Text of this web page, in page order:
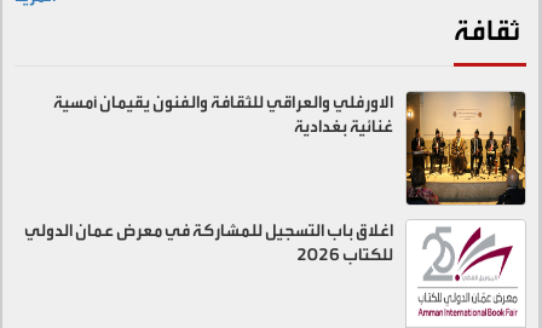
ثقافة
الاورفلي والعراقي للثقافة والفنون يقيمان أمسية
غنائية بغدادية
اغلاق باب التسجيل للمشاركة في معرض عمان الدولي
للكتاب 2026